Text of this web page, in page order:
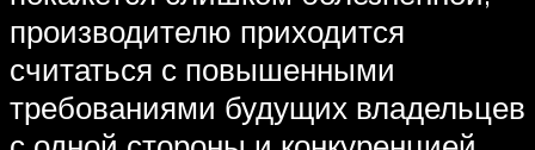
производителю приходится
считаться с повышенными
требованиями будущих владельцев